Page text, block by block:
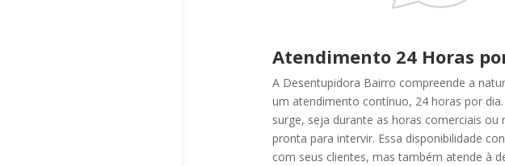
Atendimento 24 Horas
A Desentupidora Bairro compreende a
um atendimento contínuo, 24 horas por
surge, seja durante as horas comerciais
pronta para intervir. Essa disponibilidade
com seus clientes, mas também atende à